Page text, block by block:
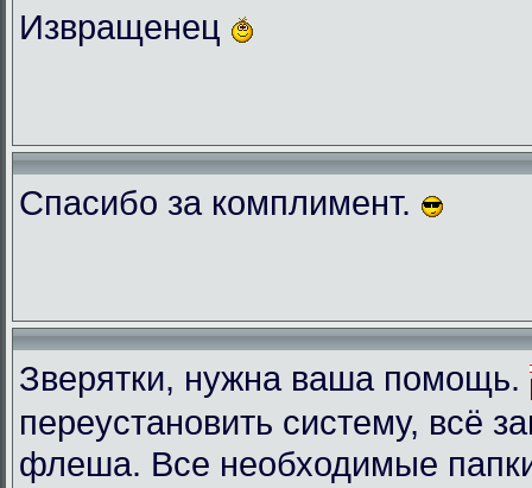
Извращенец
Спасибо за комплимент.
Зверятки, нужна ваша помощь.
переустановить систему, всё
флеша. Все необходимые